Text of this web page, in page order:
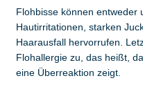
Flohbisse können entweder
Hautirritationen, starken
Haarausfall hervorrufen.
Flohallergie zu, das heißt,
eine Überreaktion zeigt.